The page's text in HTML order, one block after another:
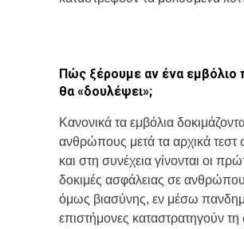
Πώς ξέρουμε αν ένα εμβόλιο
θα «δουλέψει»;
Κανονικά τα εμβόλια
ανθρώπους μετά τα αρχικά τεστ
και στη συνέχεια γίνονται οι
δοκιμές ασφάλειας σε
όμως βιασύνης, εν μέσω
επιστήμονες καταστρατηγούν τη